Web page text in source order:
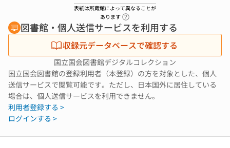
表紙は所蔵館によって異なることが
あります
図書館・個人送信サービスを利用する
収録元データベースで確認する
国立国会図書館デジタルコレクション
国立国会図書館の登録利用者（本登録）の方を対象とした、個人
送信サービスで閲覧可能です。ただし、日本国外に居住している
場合は、個人送信サービスを利用できません。
利用者登録する >
ログインする >